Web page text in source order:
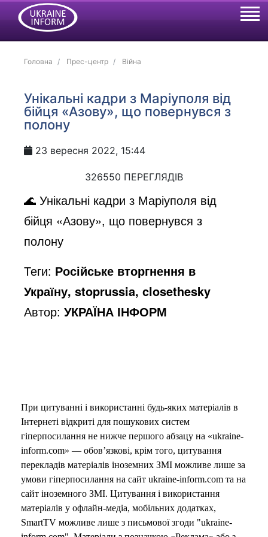
Головна Прес-центр Війна
Унікальні кадри з Маріуполя від
бійця «Азову», що повернувся з
полону
23 вересня 2022, 15:44
326550 ПЕРЕГЛЯДІВ
🌊 Унікальні кадри з Маріуполя від
бійця «Азову», що повернувся з
полону
Теги: Російське вторгнення в
Україну, stoprussia, closethesky
Автор:УКРАЇНА ІНФОРМ
При цитуванні і використанні будь-яких матеріалів в
Інтернеті відкриті для пошукових систем
гіперпосилання не нижче першого абзацу на «ukraine-
inform.com» — обов’язкові, крім того, цитування
перекладів матеріалів іноземних ЗМІ можливе лише за
умови гіперпосилання на сайт ukraine-inform.com та на
сайт іноземного ЗМІ. Цитування і використання
матеріалів у офлайн-медіа, мобільних додатках,
SmartTV можливе лише з письмової згоди "ukraine-